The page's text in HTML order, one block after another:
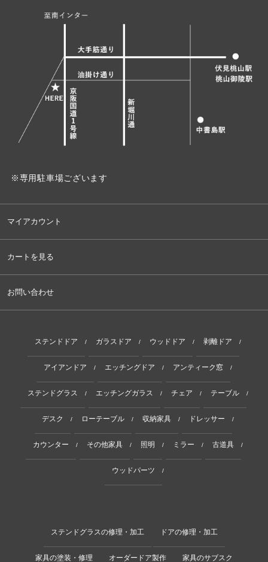
※専用駐車場ございます
マイアカウント
カートを見る
お問い合わせ
ステンドドア / ガラスドア / ウッドドア / 剥離ドア /
アイアンドア / エッチングドア / アンティーク窓 /
ステンドグラス / エッチングガラス / チェア / テーブル /
デスク / ローテーブル / 収納家具 / ドレッサー /
カウンター / その他家具 / 照明 / ミラー / 古道具 /
ウッドパーツ /
ステンドグラスの修理・加工 ドアの修理・加工
家具の塗装・修理 オーダードア製作 家具のサブスク